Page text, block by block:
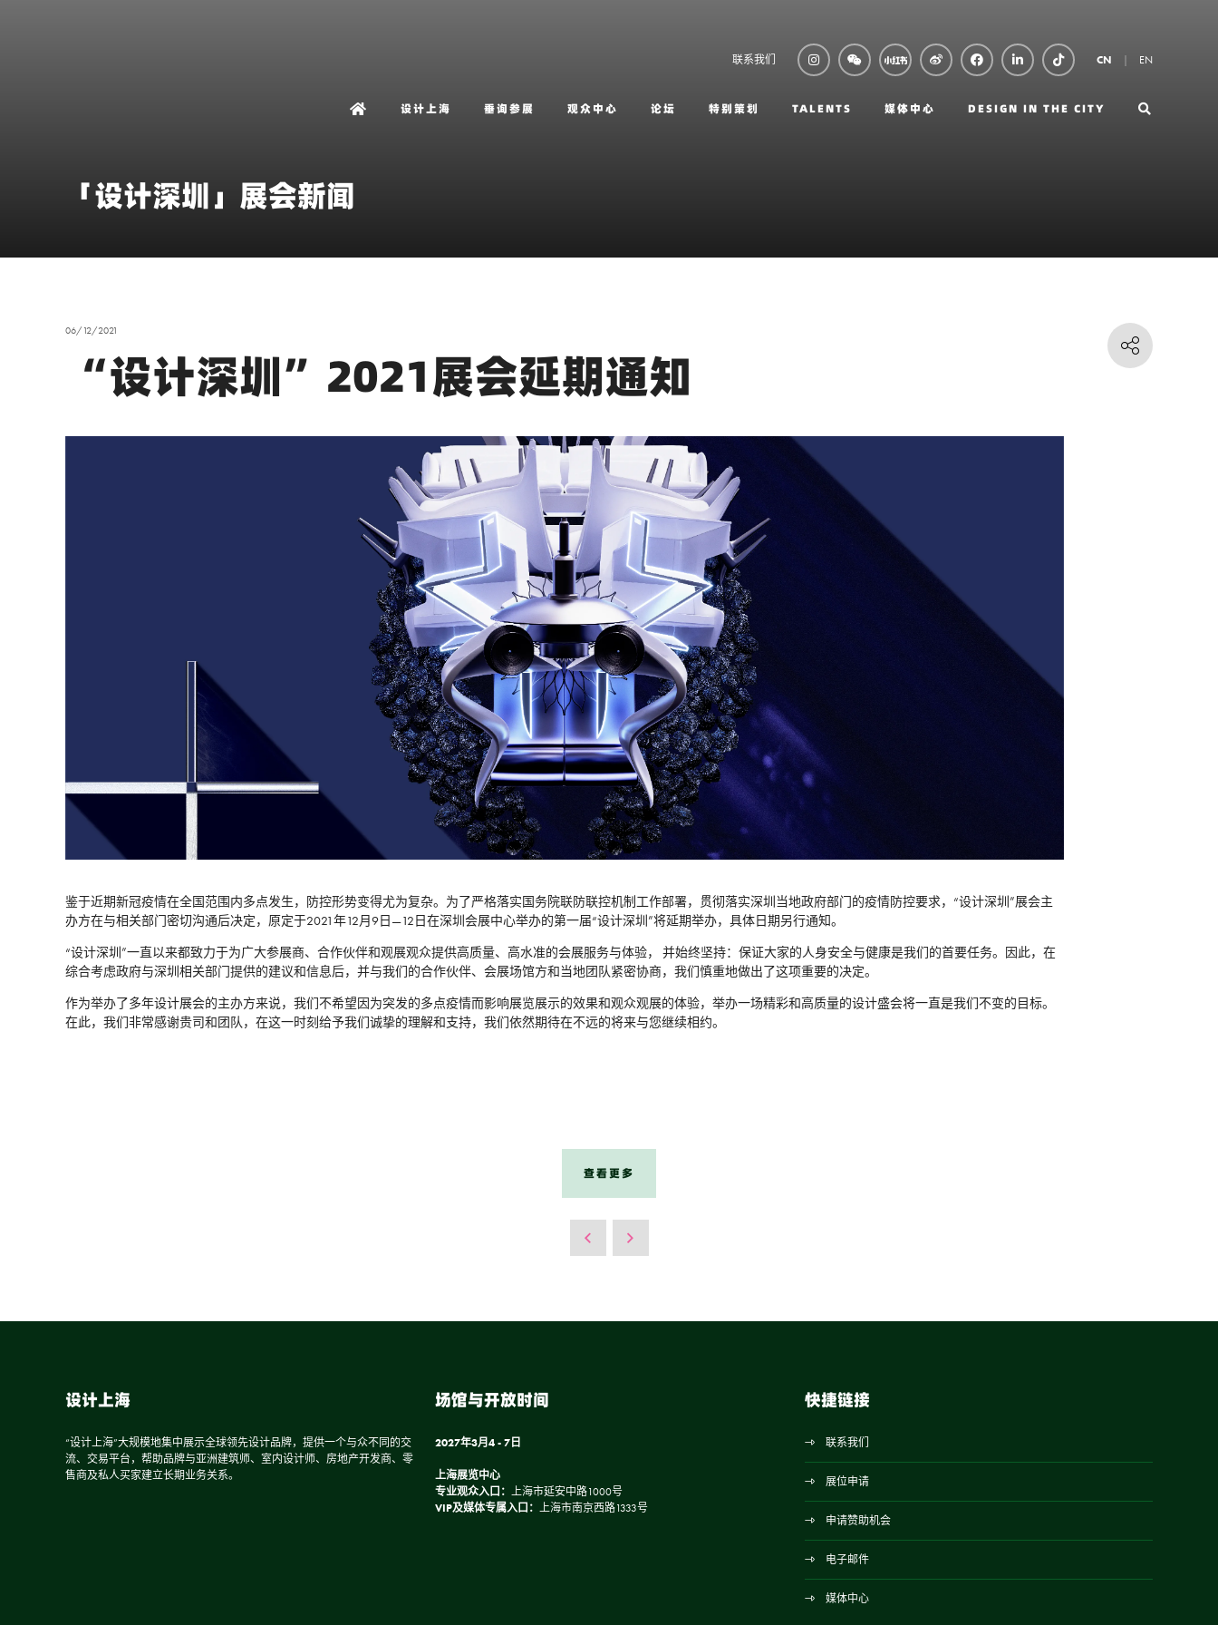
联系我们 CN EN
设计上海 垂询参展 观众中心 论坛 特别策划 TALENTS 媒体中心 DESIGN IN THE CITY
「设计深圳」展会新闻
06/12/2021
“设计深圳”2021展会延期通知
鉴于近期新冠疫情在全国范围内多点发生，防控形势变得尤为复杂。为了严格落实国务院联防联控机制工作部署，贯彻落实深圳当地政府部门的疫情防控要求，“设计深圳”展会主
办方在与相关部门密切沟通后决定，原定于2021年12月9日—12日在深圳会展中心举办的第一届“设计深圳”将延期举办，具体日期另行通知。
“设计深圳”一直以来都致力于为广大参展商、合作伙伴和观展观众提供高质量、高水准的会展服务与体验， 并始终坚持：保证大家的人身安全与健康是我们的首要任务。因此，在
综合考虑政府与深圳相关部门提供的建议和信息后，并与我们的合作伙伴、会展场馆方和当地团队紧密协商，我们慎重地做出了这项重要的决定。
作为举办了多年设计展会的主办方来说，我们不希望因为突发的多点疫情而影响展览展示的效果和观众观展的体验，举办一场精彩和高质量的设计盛会将一直是我们不变的目标。
在此，我们非常感谢贵司和团队，在这一时刻给予我们诚挚的理解和支持，我们依然期待在不远的将来与您继续相约。
查看更多
设计上海
“设计上海”大规模地集中展示全球领先设计品牌，提供一个与众不同的交
流、交易平台，帮助品牌与亚洲建筑师、室内设计师、房地产开发商、零
售商及私人买家建立长期业务关系。
场馆与开放时间
2027年3月4 - 7日
上海展览中心
专业观众入口： 上海市延安中路1000号
VIP及媒体专属入口： 上海市南京西路1333号
快捷链接
联系我们
展位申请
申请赞助机会
电子邮件
媒体中心